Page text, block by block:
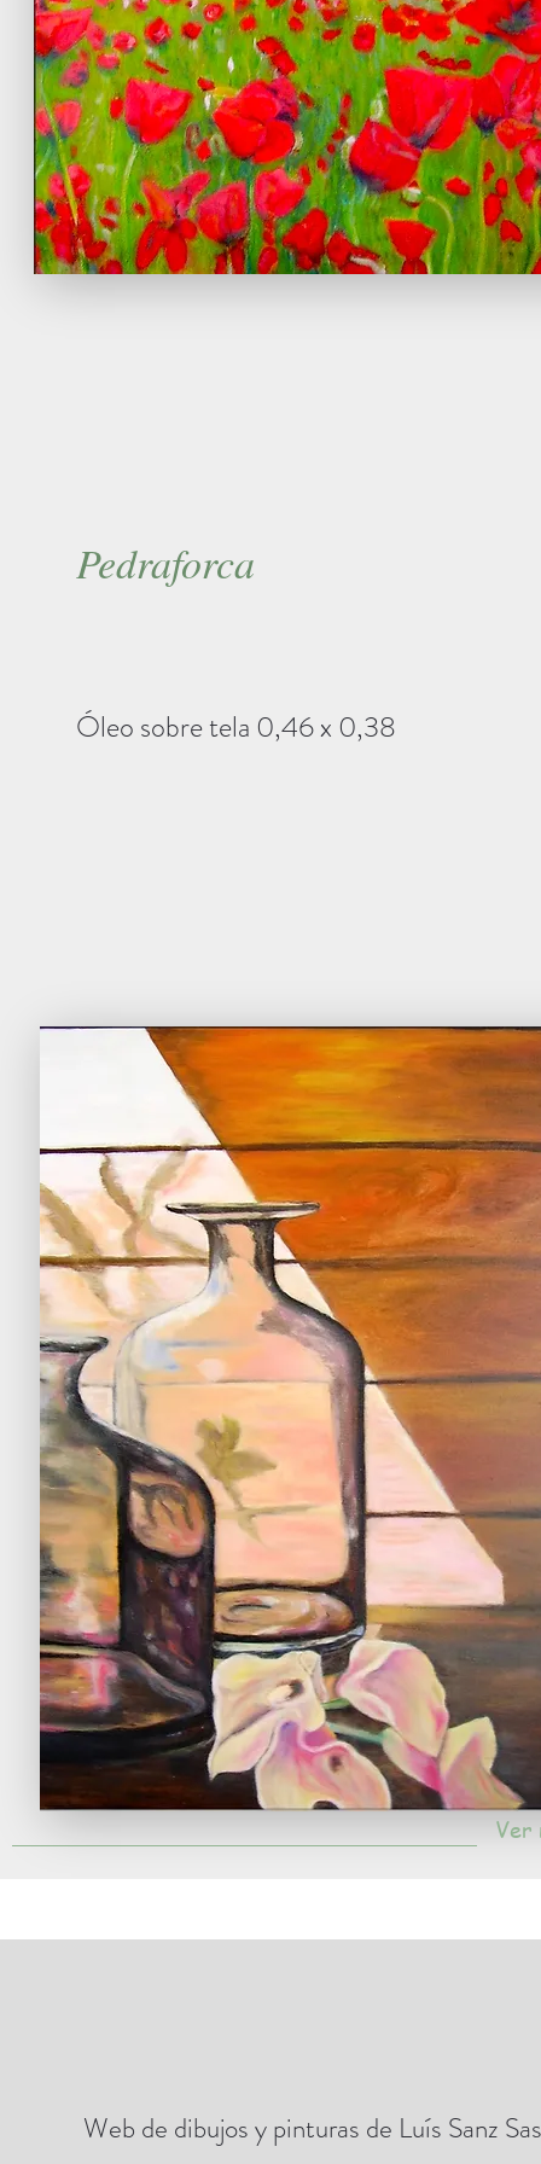
Pedraforca
Óleo sobre tela 0,46 x 0,38
Ver
Web de dibujos y pinturas de Luís Sanz